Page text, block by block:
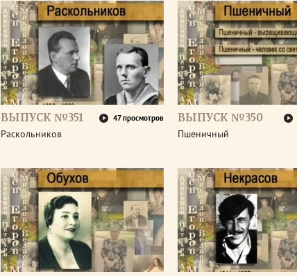
ВЫПУСК №351 47 просмотров
Раскольников
ВЫПУСК №350
Пшеничный